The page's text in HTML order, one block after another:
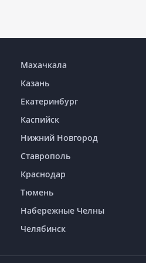
Махачкала
Казань
Екатеринбург
Каспийск
Нижний Новгород
Ставрополь
Краснодар
Тюмень
Набережные Челны
Челябинск